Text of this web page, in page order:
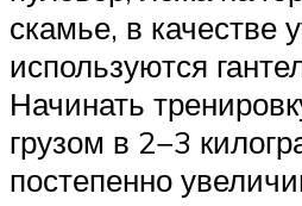
скамье, в качестве
используются
Начинать
грузом в 2−3
постепенно